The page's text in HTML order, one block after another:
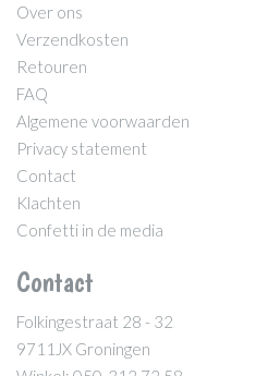
Over ons
Verzendkosten
Retouren
FAQ
Algemene voorwaarden
Privacy statement
Contact
Klachten
Confetti in de media
Contact
Folkingestraat 28 - 32
9711JX Groningen